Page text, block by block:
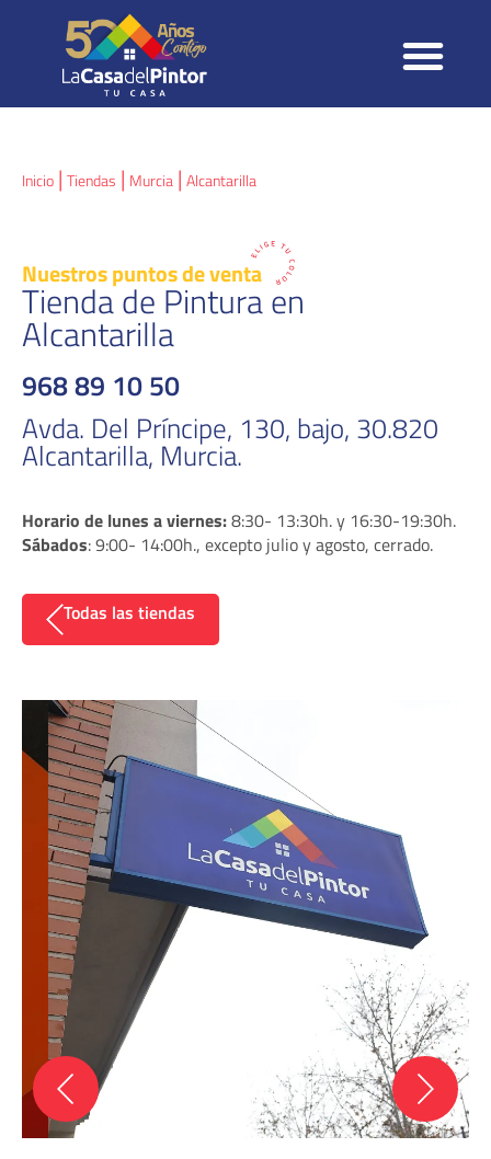
Inicio | Tiendas | Murcia | Alcantarilla
Nuestrospuntos de venta
Tienda de Pintura en
Alcantarilla
968 89 10 50
Avda. Del Príncipe, 130, bajo, 30.820
Alcantarilla, Murcia.
Horario de lunes a viernes:8:30- 13:30h. y 16:30-19:30h.
Sábados: 9:00- 14:00h., excepto julio y agosto, cerrado.
Todas las tiendas